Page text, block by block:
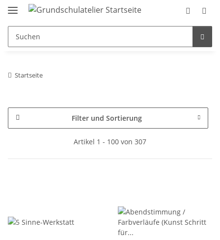
Startseite
Filter und Sortierung
Artikel 1 - 100 von 307